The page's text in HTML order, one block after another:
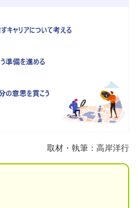
取材・執筆：高岸洋行